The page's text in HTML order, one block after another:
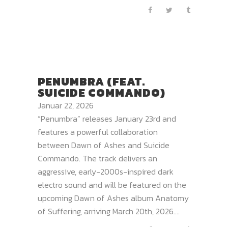
PENUMBRA (FEAT.
SUICIDE COMMANDO)
Januar 22, 2026
“Penumbra” releases January 23rd and
features a powerful collaboration
between Dawn of Ashes and Suicide
Commando. The track delivers an
aggressive, early-2000s-inspired dark
electro sound and will be featured on the
upcoming Dawn of Ashes album Anatomy
of Suffering, arriving March 20th, 2026....